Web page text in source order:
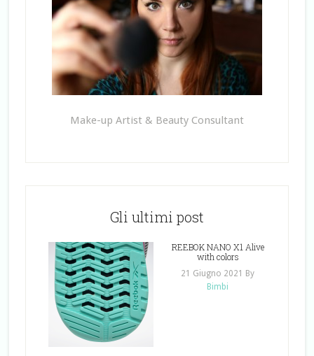
Make-up Artist & Beauty Consultant
Gli ultimi post
REEBOK NANO X1 Alive
with colors
21 Giugno 2021
By
Bimbi